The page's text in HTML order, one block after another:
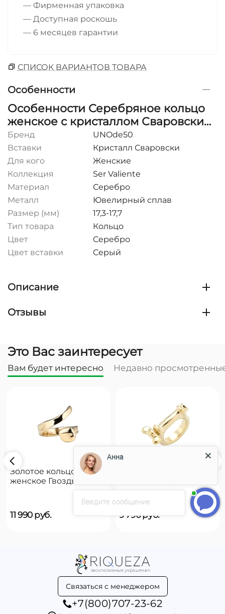
— Фирменная упаковка
— Доступная роскошь
— 6 месяцев гарантии
СПИСОК ВАРИАНТОВ ТОВАРА
Особенности
Особенности Серебряное кольцо
женское с кристаллом Сваровски
UNOde50 Ser Valiente
Бренд
UNOde50
Вставки
Кристалл Сваровски
Для кого
Женские
Коллекция
Ser Valiente
Материал
Серебро
Металл
Ювелирный сплав
Размер (мм)
17,3-17,7
Тип товара
Кольцо
Цвет
Серебро
Цвет вставки
Серый
Описание
Отзывы
Это Вас заинтересует
Вам будет интересно Недавно
Золотое кольцо
женское Гвоздь
11 990 руб.
UNOde50 Reward
9 790руб.
Связаться с менеджером
+7(800)707-23-62
Введите сообщение
Анна